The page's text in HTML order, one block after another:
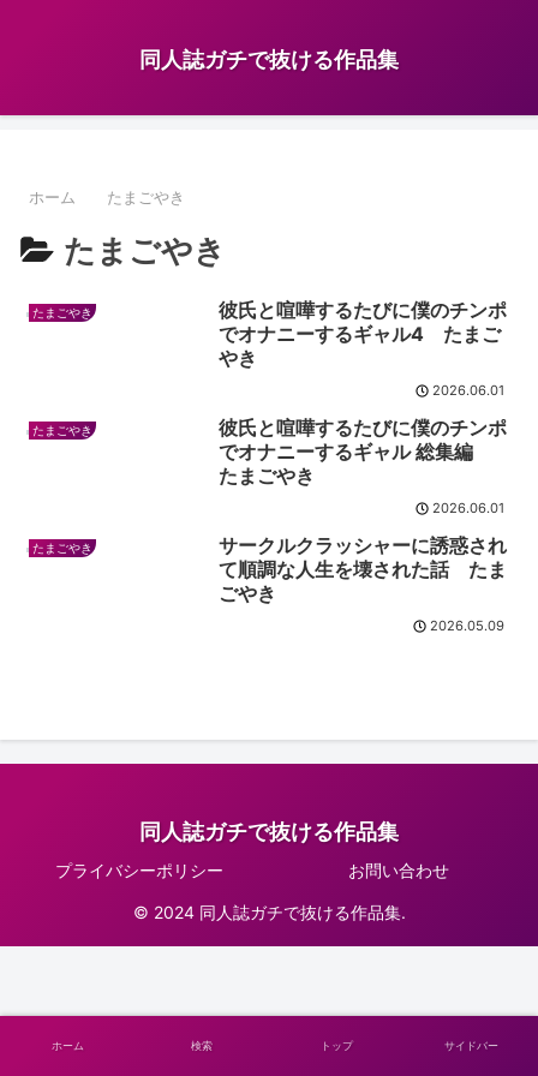
同人誌ガチで抜ける作品集
ホーム たまごやき
たまごやき
たまごやき
彼氏と喧嘩するたびに僕のチンポ
でオナニーするギャル4 たまご
やき
2026.06.01
たまごやき
彼氏と喧嘩するたびに僕のチンポ
でオナニーするギャル 総集編
たまごやき
2026.06.01
たまごやき
サークルクラッシャーに誘惑され
て順調な人生を壊された話 たま
ごやき
2026.05.09
同人誌ガチで抜ける作品集
プライバシーポリシー お問い合わせ
© 2024 同人誌ガチで抜ける作品集.
ホーム 検索 トップ サイドバー